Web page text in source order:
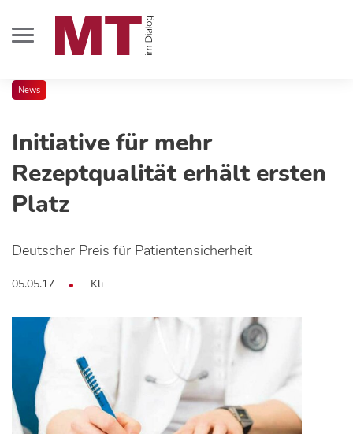
News
Initiative für mehr
Rezeptqualität erhält ersten
Platz
Deutscher Preis für Patientensicherheit
05.05.17 Kli